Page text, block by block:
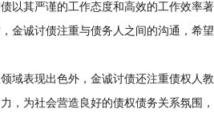
其严谨的工作态度和高效的工作效率著
金诚讨债注重与债务人之间的沟通，希
表现出色外，金诚讨债还注重债权人教
，为社会营造良好的债权债务关系氛围